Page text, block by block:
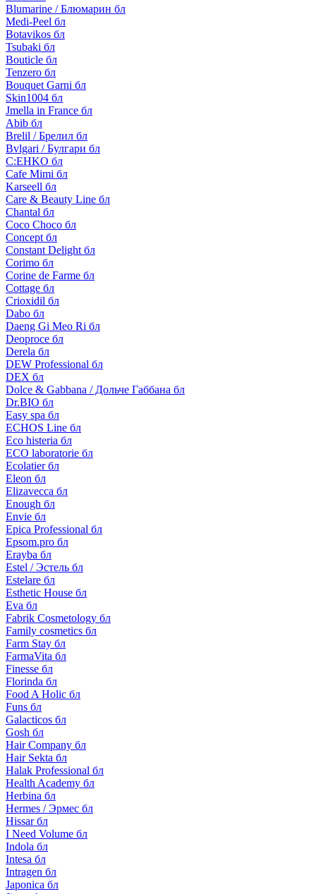
Blumarine / Блюмарин бл
Medi-Peel бл
Botavikos бл
Tsubaki бл
Bouticle бл
Tenzero бл
Bouquet Garni бл
Skin1004 бл
Jmella in France бл
Abib бл
Brelil / Брелил бл
Bvlgari / Булгари бл
C:EHKO бл
Cafe Mimi бл
Karseell бл
Care & Beauty Line бл
Chantal бл
Coco Choco бл
Concept бл
Constant Delight бл
Corimo бл
Corine de Farme бл
Cottage бл
Crioxidil бл
Dabo бл
Daeng Gi Meo Ri бл
Deoproce бл
Derela бл
DEW Professional бл
DEX бл
Dolce & Gabbana / Дольче Габбана бл
Dr.BIO бл
Easy spa бл
ECHOS Line бл
Eco histeria бл
ECO laboratorie бл
Ecolatier бл
Eleon бл
Elizavecca бл
Enough бл
Envie бл
Epica Professional бл
Epsom.pro бл
Erayba бл
Estel / Эстель бл
Estelare бл
Esthetic House бл
Eva бл
Fabrik Cosmetology бл
Family cosmetics бл
Farm Stay бл
FarmaVita бл
Finesse бл
Florinda бл
Food A Holic бл
Funs бл
Galacticos бл
Gosh бл
Hair Company бл
Hair Sekta бл
Halak Professional бл
Health Academy бл
Herbina бл
Hermes / Эрмес бл
Hissar бл
I Need Volume бл
Indola бл
Intesa бл
Intragen бл
Japonica бл